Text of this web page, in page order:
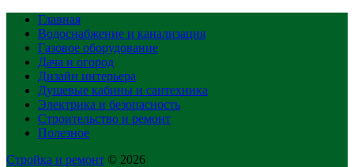
Главная
Водоснабжение и канализация
Газовое оборудование
Дача и огород
Дизайн интерьера
Душевые кабины и сантехника
Электрика и безопасность
Строительство и ремонт
Полезное
Стройка и ремонт © 2026